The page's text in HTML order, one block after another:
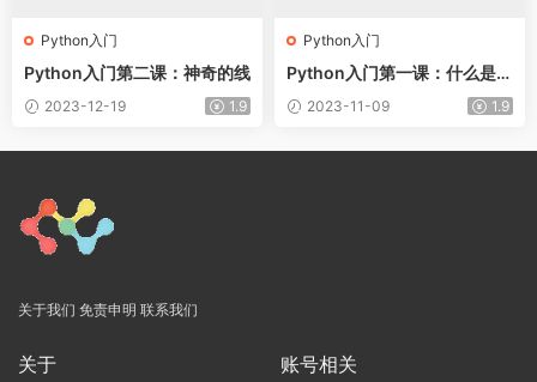
Python入门
Python入门第二课：神奇的线
2023-12-19 1.9
Python入门
Python入门第一课：什么是编
程？2023-11-09 1.9
关于我们 免责申明 联系我们
关于 账号相关